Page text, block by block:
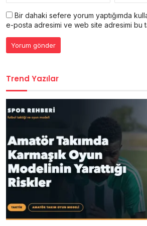
Bir dahaki sefere yorum yaptığımda
e-posta adresimi ve web site adresimi bu
Trend Yazılar